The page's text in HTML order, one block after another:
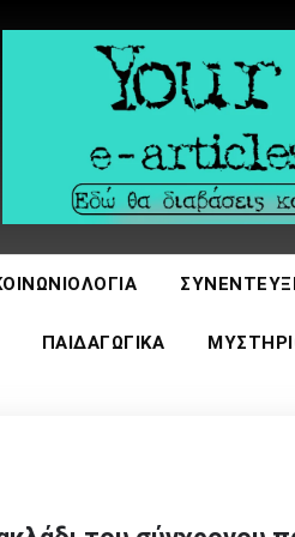
ΠΑΙΔΑΓΩΓΙΚΆ